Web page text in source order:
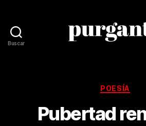
Buscar
POESÍA
Pubertad